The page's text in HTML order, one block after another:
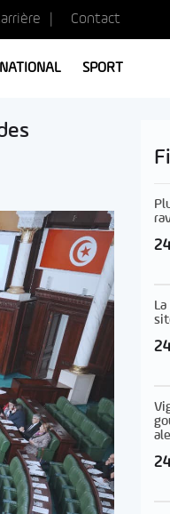
Contact
SPORT